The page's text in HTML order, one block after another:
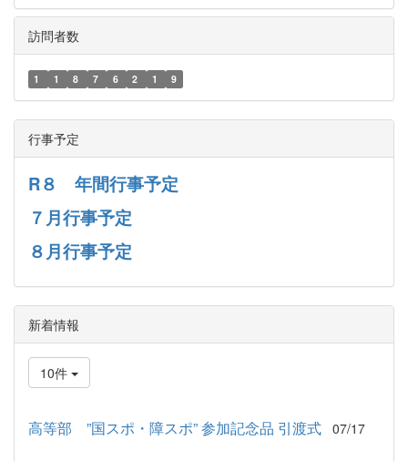
訪問者数
1 1 8 7 6 2 1 9
行事予定
R８ 年間行事予定
７月行事予定
８月行事予定
新着情報
10件
高等部 ”国スポ・障スポ” 参加記念品 引渡式 07/17